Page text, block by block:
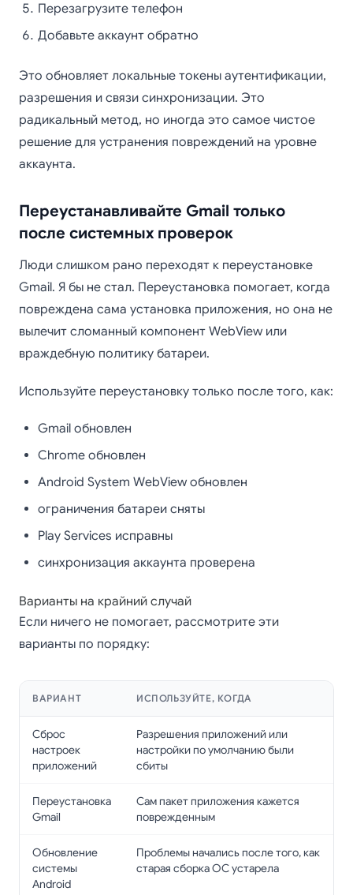
Перезагрузите телефон
Добавьте аккаунт обратно
Это обновляет локальные токены аутентификации,
разрешения и связи синхронизации. Это
радикальный метод, но иногда это самое чистое
решение для устранения повреждений на уровне
аккаунта.
Переустанавливайте Gmail только
после системных проверок
Люди слишком рано переходят к переустановке
Gmail. Я бы не стал. Переустановка помогает, когда
повреждена сама установка приложения, но она не
вылечит сломанный компонент WebView или
враждебную политику батареи.
Используйте переустановку только после того, как:
Gmail обновлен
Chrome обновлен
Android System WebView обновлен
ограничения батареи сняты
Play Services исправны
синхронизация аккаунта проверена
Варианты на крайний случай
Если ничего не помогает, рассмотрите эти
варианты по порядку:
ВАРИАНТ ИСПОЛЬЗУЙТЕ, КОГДА
Сброс
настроек
приложений
Разрешения приложений или
настройки по умолчанию были
сбиты
Переустановка
Gmail
Сам пакет приложения кажется
поврежденным
Обновление
системы
Android
Проблемы начались после того, как
старая сборка ОС устарела